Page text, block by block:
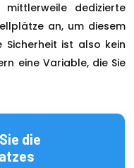
dedizierte
an, um diesem
Sicherheit ist also kein
eine Variable, die Sie
die